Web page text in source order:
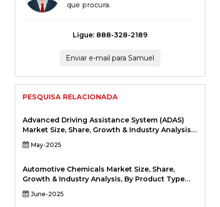
que procura.
Ligue: 888-328-2189
Enviar e-mail para Samuel
PESQUISA RELACIONADA
Advanced Driving Assistance System (ADAS)
Market Size, Share, Growth & Industry Analysis,
By System Type (Tire Pressure Monitoring
System (TPMS), Drowsiness Monitor System,
Adaptive Cruise Control System, Blind Spot
Object Detection System, Lane Departure
Warning System, Adaptive Front-lighting
System), By Sensor Type (Image Sensor, Lidar
May-2025
Automotive Chemicals Market Size, Share,
Growth & Industry Analysis, By Product Type
(Lubricants, Coolants, Brake Fluids, Cleaners &
Degreasers, Adhesives & Sealants) By
June-2025